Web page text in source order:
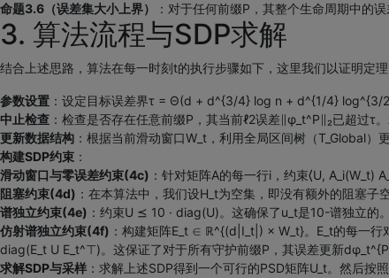
命题3.6（误差集大小上界）
：对于任何前缀P，其整个生命周期中的
3. 算法流程与SDP求解
结合上述思路，算法在每一时刻t的执行步骤如下，这里我们以证明定
参数设置 ：设定目标误差界τ = Θ(d + d^{3/4} log n + d^{1/4} log^{3/
中止检查 ：检查是否存在任意前缀P，其当前ℓ2误差∥φ_t^P∥₂已超过τ
更新数据结构 ：根据当前滑动窗口W_t，利用全局区间树（T_Global
构建SDP约束 ：
滑动窗口与零误差约束(4c) ：针对矩阵A的每一行i，约束⟨U, A_i(W_t)
阻塞约束(4d) ：在本算法中，我们设H_t为空集，即没有额外的阻塞子
谱独立约束(4e) ：约束U ⪯ 10 · diag(U)。这确保了u_t是10-谱独立的。
仿射谱独立约束(4f) ：构建矩阵E_t ∈ ℝ^{(d|I_t|) × W_t}。E_t的每一
diag(E_t U E_t^⊤)。这保证了对于所有守护前缀P，其误差更新
求解SDP与采样 ：求解上述SDP得到一个可行的PSD矩阵U_t。然后